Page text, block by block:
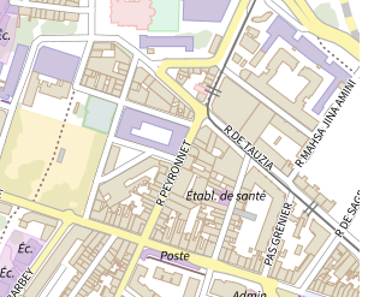
Chargement de la carte...